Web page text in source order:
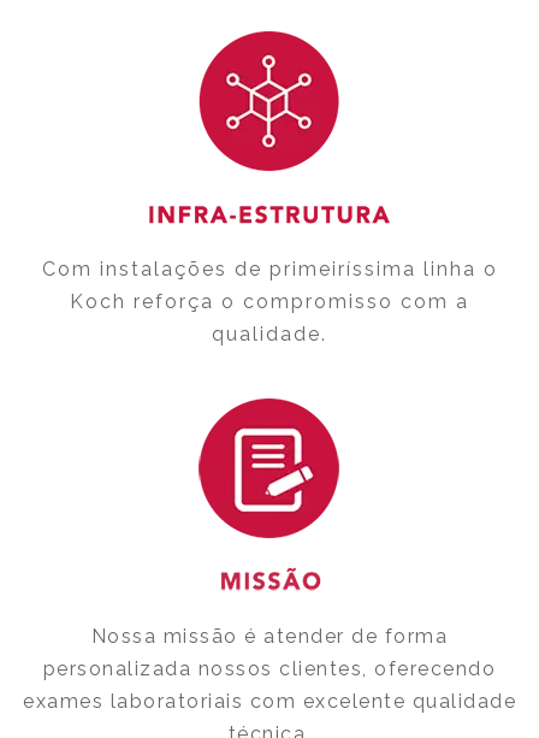
Com instalações de primeiríssima linha o
Koch reforça o compromisso com a
qualidade.
Nossa missão é atender de forma
personalizada nossos clientes, oferecendo
exames laboratoriais com excelente qualidade